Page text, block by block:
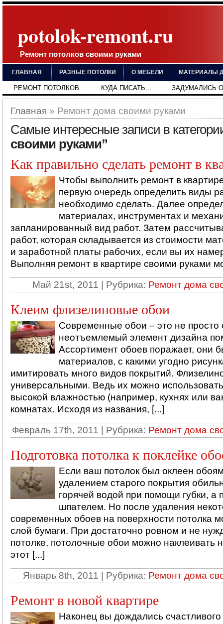
potolok-remont.ru
Ремонт потолков своими руками
ГЛАВНАЯ РАЗНЫЕ ПОТОЛКИ О МЕБЕЛИ МАТЕРИАЛЫ
РЕМОНТ ПОТОЛКОВ. КУДА ПИСАТЬ… ЗАДУМАЛИСЬ
Главная » Ремонт дома своими руками
Самые интересные записи в
своими руками”
Как правильно сделать ремонт в
Чтобы выполнить ремонт в
первую очередь определить виды
необходимо сделать. Далее
материалах, инструментах и
запланированный вид работ. Затем
работ, которая складывается из стоимости
и заработной платы рабочих, если вы их
Выполняя ремонт в квартире своими руками
Май 21st, 2011 | Рубрика: Ремонт дома
Клеим флизелиновые обои
Современные обои – это не просто
неотъемлемый элемент дизайна
Ассортимент обоев поражает, они
материалов, с какими угодно
имитировать много видов покрытий.
универсальными. Ведь их можно
высокой влажностью (например, кухнях или
комнатах. Исходя из названия, [...]
Февраль 17th, 2011 | Рубрика: Ремонт дома
Подготовка потолка к поклейке
Если ваш потолок был оклеен
удалением старого покрытия
горячей водой при помощи губки, а
шпателем. Но после удаления
современных обоев на поверхности потолка
слой бумаги. При достаточно ровном и не
потолке, потолочные обои можно наклеивать
этот [...]
Январь 8th, 2011 | Рубрика: Ремонт дома
Ремонт в новой квартире
Наконец вы дождались